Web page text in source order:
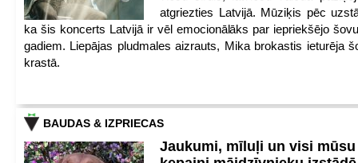
atgriezties Latvijā. Mūziķis pēc
ka šis koncerts Latvijā ir vēl emocionālāks par iepriekšējo
gadiem. Liepājas pludmales aizrauts, Mika brokastis ieturēja
krastā.
BAUDAS & IZPRIECAS
Jaukumi, mīluļi un visi